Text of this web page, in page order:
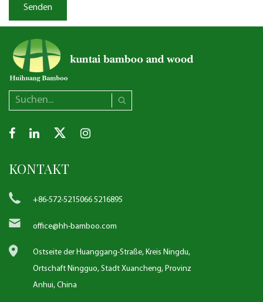
KONTAKT
+86-572-5215066 5216895
office@hh-bamboo.com
Ostseite der Huanggang-Straße, Kreis Ningdu,
Ortschaft Ningguo, Stadt Xuancheng, Provinz
Anhui, China